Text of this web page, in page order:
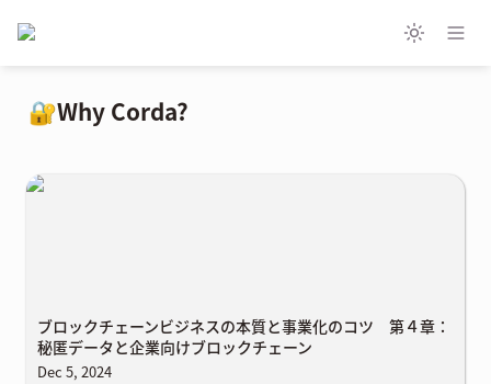
🔐Why Corda?
ブロックチェーンビジネスの本質と事業化のコツ 第４章：秘匿デ
ブロックチェーンビジネスの本質と事業化のコツ 第４章：
秘匿データと企業向けブロックチェーン
Dec 5, 2024